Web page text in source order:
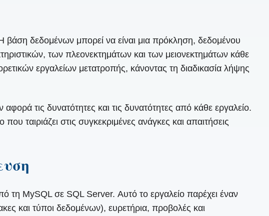
δεδομένων μπορεί να είναι μια πρόκληση, δεδομένου
των πλεονεκτημάτων και των μειονεκτημάτων κάθε
εργαλείων μετατροπής, κάνοντας τη διαδικασία λήψης
τις δυνατότητες και τις δυνατότητες από κάθε εργαλείο.
ταιριάζει στις συγκεκριμένες ανάγκες και απαιτήσεις
τη MySQL σε SQL Server. Αυτό το εργαλείο παρέχει έναν
και τύποι δεδομένων), ευρετήρια, προβολές και